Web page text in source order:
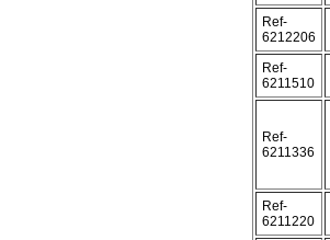
Ref-
6212206
Ref-
6211510
Ref-
6211336
Ref-
6211220